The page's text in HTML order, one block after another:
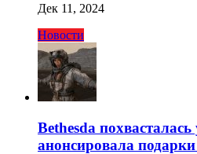
Дек 11, 2024
Новости
Bethesda
анонсировала